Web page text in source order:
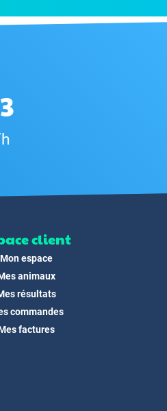
client
Mon espace
animaux
résultats
commandes
factures